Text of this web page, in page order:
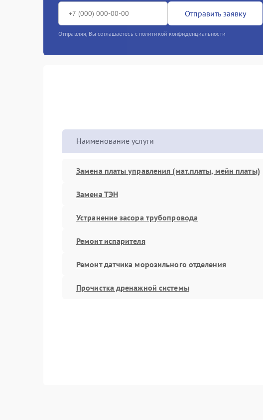
Отправить заявку
Отправляя, Вы соглашаетесь с политикой конфиденциальности
Наименование услуги
Замена платы управления (мат.платы, мейн платы)
Замена ТЭН
Устранение засора трубопровода
Ремонт испарителя
Ремонт датчика морозильного отделения
Прочистка дренажной системы